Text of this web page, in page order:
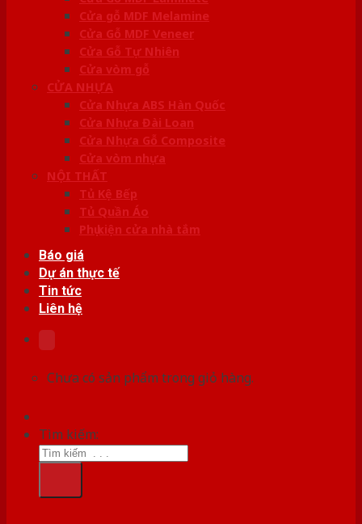
Cửa gỗ MDF Melamine
Cửa Gỗ MDF Veneer
Cửa Gỗ Tự Nhiên
Cửa vòm gỗ
CỬA NHỰA
Cửa Nhựa ABS Hàn Quốc
Cửa Nhựa Đài Loan
Cửa Nhựa Gỗ Composite
Cửa vòm nhựa
NỘI THẤT
Tủ Kệ Bếp
Tủ Quần Áo
Phụ kiện cửa nhà tắm
Báo giá
Dự án thực tế
Tin tức
Liên hệ
Chưa có sản phẩm trong giỏ hàng.
Tìm kiếm: